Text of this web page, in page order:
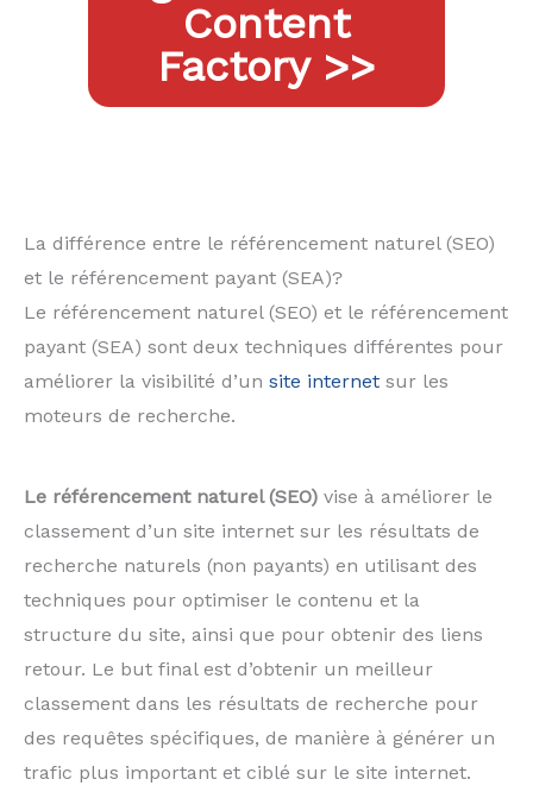
Content
Factory >>
La différence entre le référencement naturel (SEO)
et le référencement payant (SEA)?
Le référencement naturel (SEO) et le référencement
payant (SEA) sont deux techniques différentes pour
améliorer la visibilité d’un site internet sur les
moteurs de recherche.
Le référencement naturel (SEO) vise à améliorer le
classement d’un site internet sur les résultats de
recherche naturels (non payants) en utilisant des
techniques pour optimiser le contenu et la
structure du site, ainsi que pour obtenir des liens
retour. Le but final est d’obtenir un meilleur
classement dans les résultats de recherche pour
des requêtes spécifiques, de manière à générer un
trafic plus important et ciblé sur le site internet.